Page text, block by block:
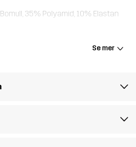
35% Polyamid, 10% Elastan
Se mer